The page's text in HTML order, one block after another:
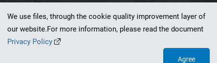
This service runs on
We use files, through the cookie quality improvement layer of
our website.For more information, please read the document
Privacy Policy
Agree